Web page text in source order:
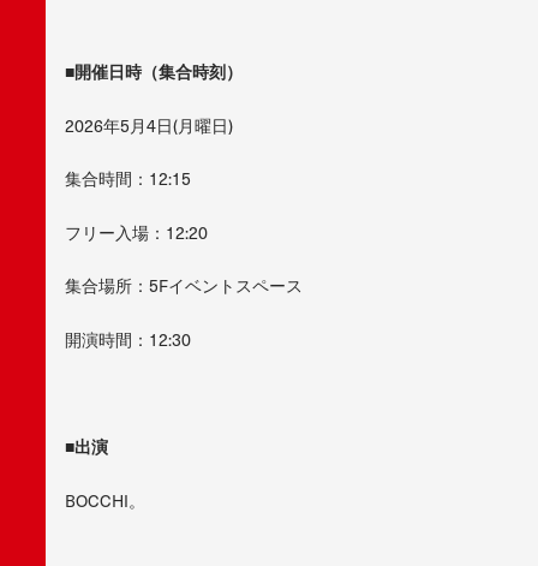
■開催日時（集合時刻）
2026年5月4日(月曜日)
集合時間：12:15
フリー入場：12:20
集合場所：5Fイベントスペース
開演時間：12:30
■出演
BOCCHI。